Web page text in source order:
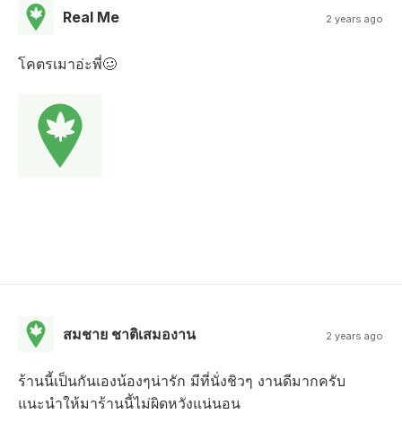
Real Me 2 years ago
โคตรเมาอ่ะพี่🥴
สมชาย ชาติเสมองาน 2 years ago
ร้านนี้เป็นกันเองน้องๆน่ารัก มีที่นั่งชิวๆ งานดีมากครับ
แนะนำให้มาร้านนี้ไม่ผิดหวังแน่นอน